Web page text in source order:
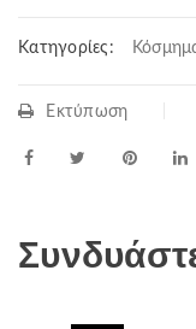
Κατηγορίες:
Εκτύπωση